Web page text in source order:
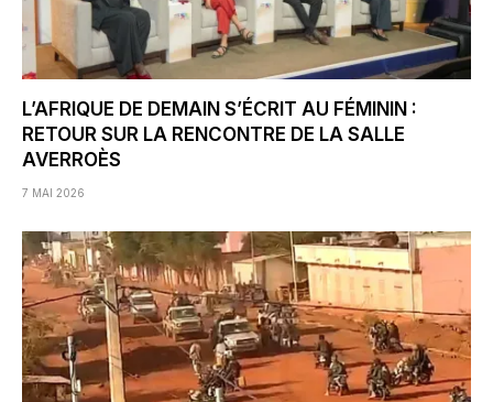
L’AFRIQUE DE DEMAIN S’ÉCRIT AU FÉMININ :
RETOUR SUR LA RENCONTRE DE LA SALLE
AVERROÈS
7 MAI 2026